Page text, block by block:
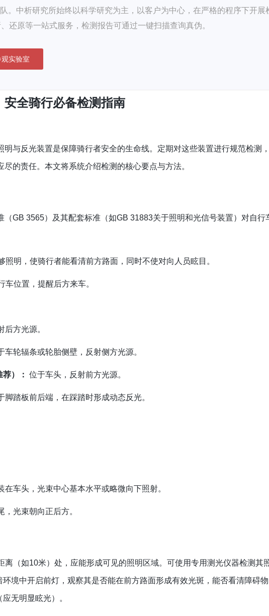
。中析研究所始终以科学研究为主，以客户为中心，在严格的程序下开展
还原等一站式服务，检测报告可通过一键扫描查询真伪。
实验室
全骑行必备检测指南
与反光装置是保障骑行者安全的生命线。定期对这些装置进行规范检测
的责任。本文将系统介绍检测的核心要点与方法。
GB 3565）及其配套标准（如GB 31883关于照明和光信号装置）对自行
照明，使骑行者能看清前方路面，同时不使对向人员眩目。
车位置，提醒后方来车。
后方光源。
车轮辐条或轮胎侧壁，反射侧方光源。
）： 位于车头，反射前方光源。
脚踏板前后端，在踩踏时形成动态反光。
在车头，光束中心基本水平或略微向下照射。
光束朝向正后方。
离（如10米）处，应能形成可见的照明区域。可使用专用测光仪器检测其
境中开启前灯，观察其是否能在前方路面形成有效光斑，能否看清障碍
无明显眩光）。